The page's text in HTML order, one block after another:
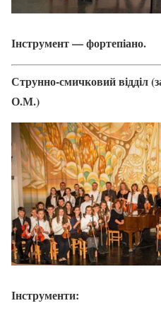
Інструмент — фортепіано.
Струнно-смичковий відділ
О.М.)
Інструменти: